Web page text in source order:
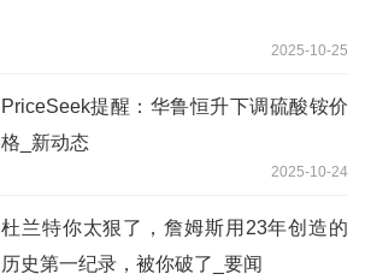
2025-10-25
PriceSeek提醒：华鲁恒升下调硫酸铵价
格_新动态
2025-10-24
杜兰特你太狠了，詹姆斯用23年创造的
历史第一纪录，被你破了_要闻